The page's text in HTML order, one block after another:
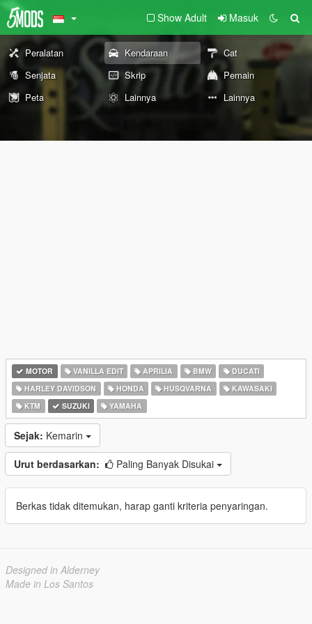
Show Adult Masuk
Peralatan Kendaraan
Cat
Senjata
Skrip
Pemain
Peta
Lainnya Lainnya
MOTOR VANILLA EDIT APRILIA BMW
DUCATI
HARLEY DAVIDSON
HONDA HUSQVARNA
KAWASAKI
KTM
SUZUKI YAMAHA
Sejak: Kemarin
Urut berdasarkan: Paling Banyak Disukai
Berkas tidak ditemukan, harap ganti kriteria penyaringan.
Designed in Alderney
Made in Los Santos